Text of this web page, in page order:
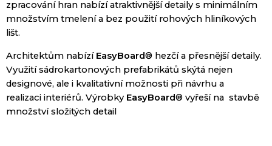
zpracování hran nabízí atraktivnějšídetaily s minimálním
množstvím tmelení a bez použití rohových hliníkových
lišt.
Architektům nabízí EasyBoard® hezčí a přesnější detaily.
Využití sádrokartonových prefabrikátů skýtá nejen
designové, ale i kvalitativní možnosti při návrhu a
realizaci interiérů. Výrobky EasyBoard® vyřeší na stavbě
množství složitých detail